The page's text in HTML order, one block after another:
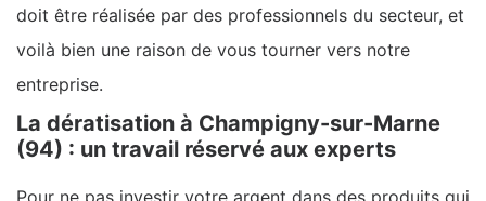
doit être réalisée par des professionnels du secteur, et
voilà bien une raison de vous tourner vers notre
entreprise.
La dératisation à Champigny-sur-Marne
(94) : un travail réservé aux experts